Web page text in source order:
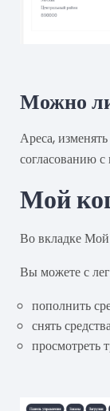
Можно
Ареса,
согласованию
Мой
Во вкладке
Вы можете с
пополнить
снять
просмотреть